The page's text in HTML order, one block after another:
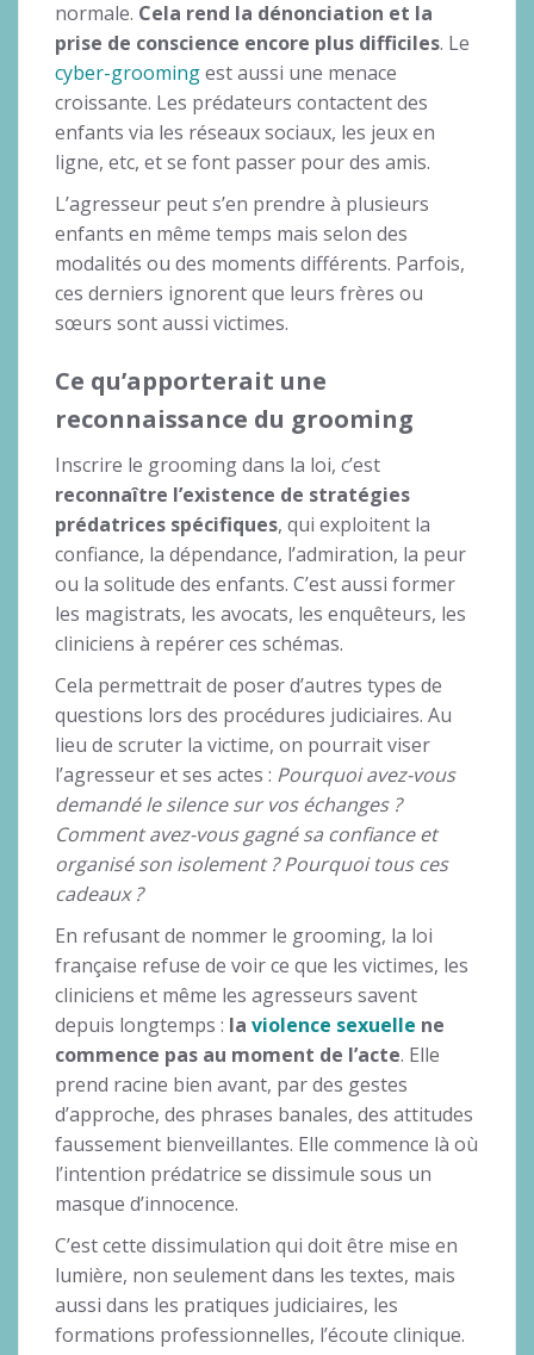
normale. Cela rend la dénonciation et la
prise de conscience encore plus difficiles. Le
cyber-groomingest aussi une menace
croissante. Les prédateurs contactent des
enfants via les réseaux sociaux, les jeux en
ligne, etc, et se font passer pour des amis.
L’agresseur peut s’en prendre à plusieurs
enfants en même temps mais selon des
modalités ou des moments différents. Parfois,
ces derniers ignorent que leurs frères ou
sœurs sont aussi victimes.
Ce qu’apporterait une
reconnaissance du grooming
Inscrire le grooming dans la loi, c’est
reconnaître l’existence de stratégies
prédatrices spécifiques, qui exploitent la
confiance, la dépendance, l’admiration, la peur
ou la solitude des enfants. C’est aussi former
les magistrats, les avocats, les enquêteurs, les
cliniciens à repérer ces schémas.
Cela permettrait de poser d’autres types de
questions lors des procédures judiciaires. Au
lieu de scruter la victime, on pourrait viser
l’agresseur et ses actes : Pourquoi avez-vous
demandé le silence sur vos échanges ?
Comment avez-vous gagné sa confiance et
organisé son isolement ? Pourquoi tous ces
cadeaux ?
En refusant de nommer le grooming, la loi
française refuse de voir ce que les victimes, les
cliniciens et même les agresseurs savent
depuis longtemps : la violence sexuelle ne
commence pas au moment de l’acte. Elle
prend racine bien avant, par des gestes
d’approche, des phrases banales, des attitudes
faussement bienveillantes. Elle commence là où
l’intention prédatrice se dissimule sous un
masque d’innocence.
C’est cette dissimulation qui doit être mise en
lumière, non seulement dans les textes, mais
aussi dans les pratiques judiciaires, les
formations professionnelles, l’écoute clinique.